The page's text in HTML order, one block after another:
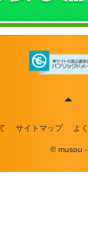
サイトマップ よ
© musou -